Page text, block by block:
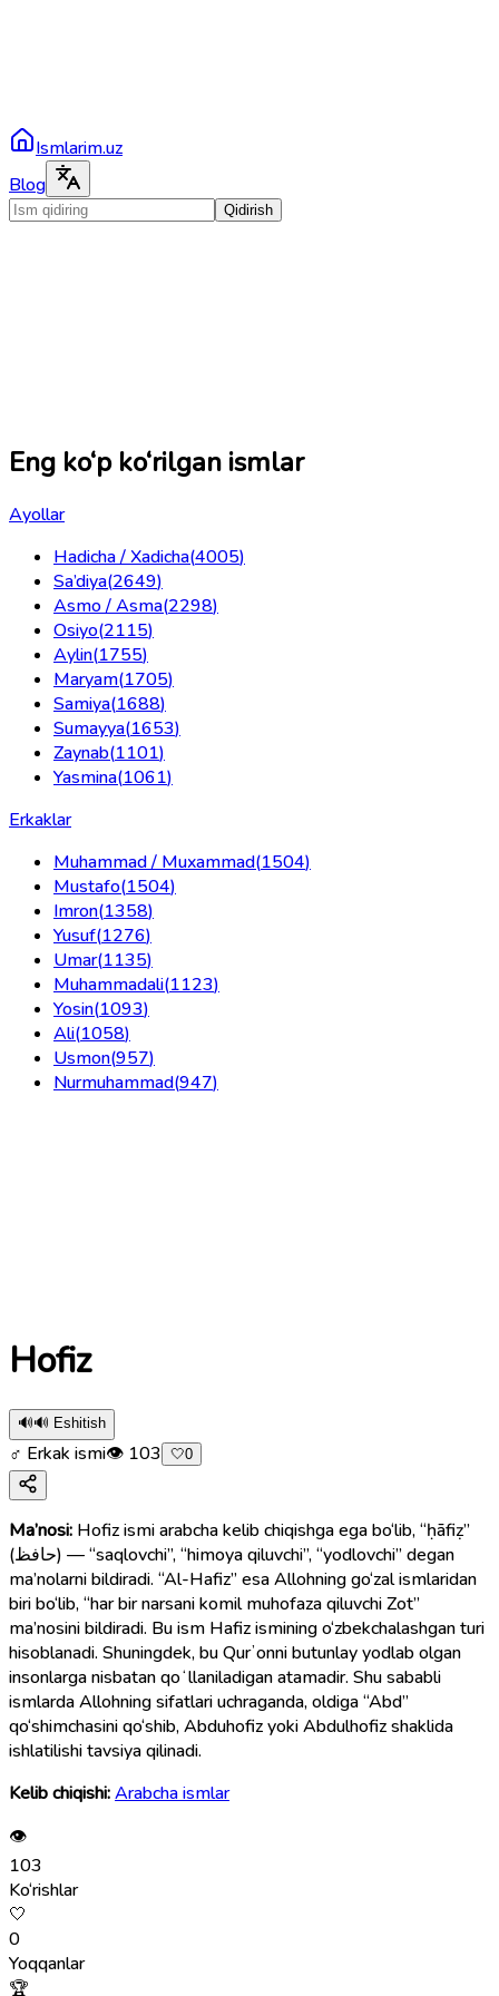
Ismlarim.uz
Blog
Qidirish
Eng ko‘p ko‘rilgan ismlar
Ayollar
Hadicha / Xadicha(4005)
Sa’diya(2649)
Asmo / Asma(2298)
Osiyo(2115)
Aylin(1755)
Maryam(1705)
Samiya(1688)
Sumayya(1653)
Zaynab(1101)
Yasmina(1061)
Erkaklar
Muhammad / Muxammad(1504)
Mustafo(1504)
Imron(1358)
Yusuf(1276)
Umar(1135)
Muhammadali(1123)
Yosin(1093)
Ali(1058)
Usmon(957)
Nurmuhammad(947)
Hofiz
🔊🔊 Eshitish
♂ Erkak ismi👁 103 🤍0
Ma’nosi: Hofiz ismi arabcha kelib chiqishga ega bo‘lib, “ḥāfiẓ”
(حافظ) — “saqlovchi”, “himoya qiluvchi”, “yodlovchi” degan
ma’nolarni bildiradi. “Al-Hafiz” esa Allohning go‘zal ismlaridan
biri bo‘lib, “har bir narsani komil muhofaza qiluvchi Zot”
ma’nosini bildiradi. Bu ism Hafiz ismining o‘zbekchalashgan turi
hisoblanadi. Shuningdek, bu Qurʼonni butunlay yodlab olgan
insonlarga nisbatan qoʻllaniladigan atamadir. Shu sababli
ismlarda Allohning sifatlari uchraganda, oldiga “Abd”
qo‘shimchasini qo‘shib, Abduhofiz yoki Abdulhofiz shaklida
ishlatilishi tavsiya qilinadi.
Kelib chiqishi:Arabcha ismlar
👁
103
Ko‘rishlar
🤍
0
Yoqqanlar
🏆